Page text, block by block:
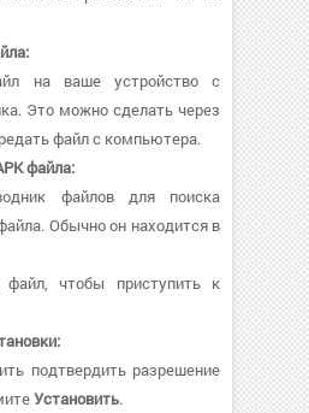
на ваше устройство с
Это можно сделать через
файл с компьютера.
файла:
файлов для поиска
Обычно он находится в
чтобы приступить к
подтвердить разрешение
Установить.